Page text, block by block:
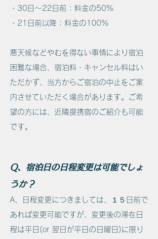
・30日〜22日前：料金の50%
・21日前以降：料金の100%
悪天候などやむを得ない事情により宿泊
困難な場合、宿泊料・キャンセル料はい
ただかず、当方からご宿泊の中止をご案
内させていただく場合があります。ご希
望の方には、近隣提携宿のご紹介も可能
です。
Q、宿泊日の日程変更は可能でしょ
うか？
A、日程変更につきましては、１５日前で
あれば変更可能ですが、変更後の滞在日
程は平日(or 翌日が平日の日曜日)に限り